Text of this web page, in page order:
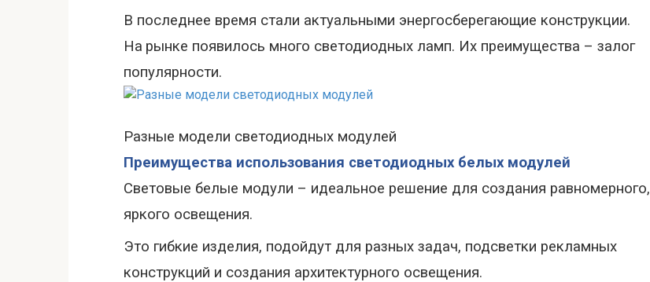
В последнее время стали актуальными энергосберегающие конструкции.
На рынке появилось много светодиодных ламп. Их преимущества – залог
популярности.
Разные модели светодиодных модулей
Преимущества использования светодиодных белых модулей
Световые белые модули – идеальное решение для создания равномерного,
яркого освещения.
Это гибкие изделия, подойдут для разных задач, подсветки рекламных
конструкций и создания архитектурного освещения.